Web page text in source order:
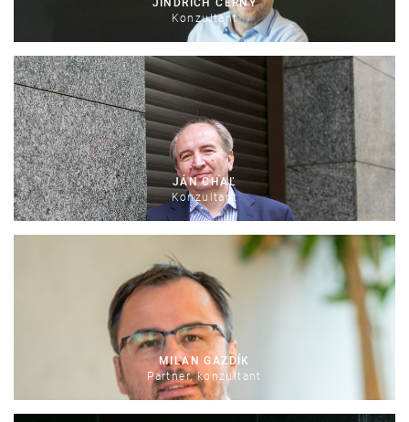
JINDŘICH ČERNÝ
Konzultant
JÁN CHAĽ
Konzultant
MILAN GAZDÍK
Partner, konzultant